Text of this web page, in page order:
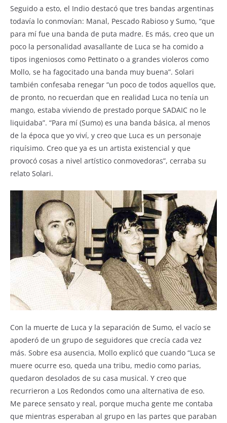
Seguido a esto, el Indio destacó que tres bandas argentinas
todavía lo conmovían: Manal, Pescado Rabioso y Sumo, “que
para mí fue una banda de puta madre. Es más, creo que un
poco la personalidad avasallante de Luca se ha comido a
tipos ingeniosos como Pettinato o a grandes violeros como
Mollo, se ha fagocitado una banda muy buena”. Solari
también confesaba renegar “un poco de todos aquellos que,
de pronto, no recuerdan que en realidad Luca no tenía un
mango, estaba viviendo de prestado porque SADAIC no le
liquidaba”. “Para mí (Sumo) es una banda básica, al menos
de la época que yo viví, y creo que Luca es un personaje
riquísimo. Creo que ya es un artista existencial y que
provocó cosas a nivel artístico conmovedoras”, cerraba su
relato Solari.
Con la muerte de Luca y la separación de Sumo, el vacío se
apoderó de un grupo de seguidores que crecía cada vez
más. Sobre esa ausencia, Mollo explicó que cuando “Luca se
muere ocurre eso, queda una tribu, medio como parias,
quedaron desolados de su casa musical. Y creo que
recurrieron a Los Redondos como una alternativa de eso.
Me parece sensato y real, porque mucha gente me contaba
que mientras esperaban al grupo en las partes que paraban